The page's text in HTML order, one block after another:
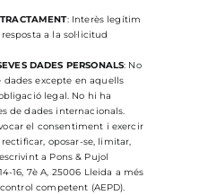
: Interès legítim
a la sol·licitud
DADES PERSONALS: No
dades excepte en aquells
legal. No hi ha
de dades internacionals.
el consentiment i exercir
oposar-se, limitar,
a Pons & Pujol
16, 7è A, 25006 Lleida a més
competent (AEPD).